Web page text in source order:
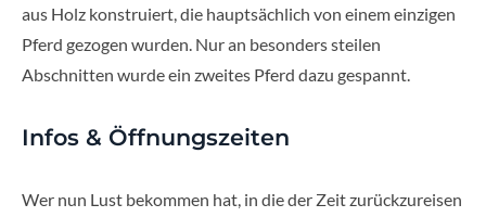
aus Holz konstruiert, die hauptsächlich von einem einzigen
Pferd gezogen wurden. Nur an besonders steilen
Abschnitten wurde ein zweites Pferd dazu gespannt.
Infos & Öffnungszeiten
Wer nun Lust bekommen hat, in die der Zeit zurückzureisen